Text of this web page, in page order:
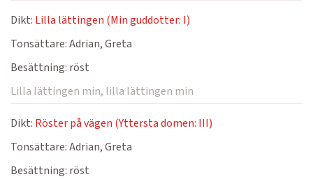
Dikt: Lilla lättingen (Min guddotter: I)
Tonsättare:Adrian, Greta
Besättning: röst
Lilla lättingen min, lilla lättingen min
Dikt: Röster på vägen (Yttersta domen: III)
Tonsättare:Adrian, Greta
Besättning: röst